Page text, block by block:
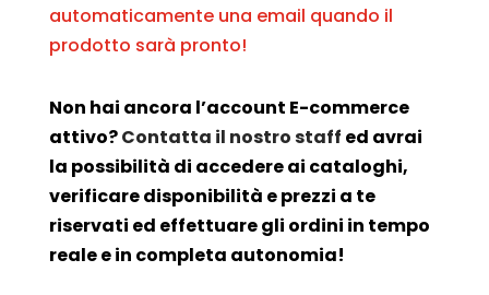
automaticamente una email quando il
prodotto sarà pronto!
Non hai ancora l’account E-commerce
attivo?Contatta il nostro staff ed avrai
la possibilità di accedere ai cataloghi,
verificare disponibilità e prezzi a te
riservati ed effettuare gli ordini in tempo
reale e in completa autonomia!